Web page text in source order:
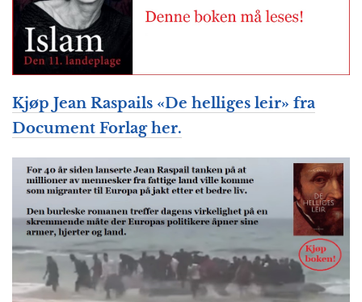
Kjøp Jean Raspails «De helliges leir» fra
Document Forlag her.